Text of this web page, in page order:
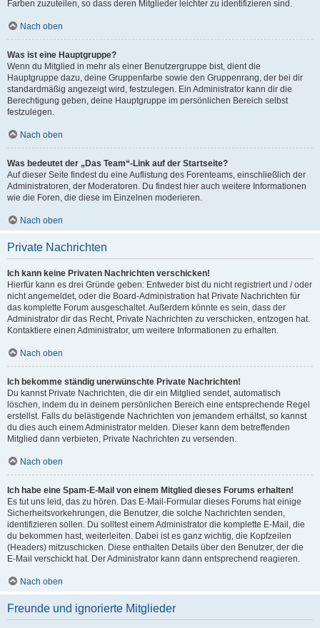
Farben zuzuteilen, so dass deren Mitglieder leichter zu identifizieren sind.
Nach oben
Was ist eine Hauptgruppe?
Wenn du Mitglied in mehr als einer Benutzergruppe bist, dient die
Hauptgruppe dazu, deine Gruppenfarbe sowie den Gruppenrang, der bei dir
standardmäßig angezeigt wird, festzulegen. Ein Administrator kann dir die
Berechtigung geben, deine Hauptgruppe im persönlichen Bereich selbst
festzulegen.
Nach oben
Was bedeutet der „Das Team“-Link auf der Startseite?
Auf dieser Seite findest du eine Auflistung des Forenteams, einschließlich der
Administratoren, der Moderatoren. Du findest hier auch weitere Informationen
wie die Foren, die diese im Einzelnen moderieren.
Nach oben
Private Nachrichten
Ich kann keine Privaten Nachrichten verschicken!
Hierfür kann es drei Gründe geben: Entweder bist du nicht registriert und / oder
nicht angemeldet, oder die Board-Administration hat Private Nachrichten für
das komplette Forum ausgeschaltet. Außerdem könnte es sein, dass der
Administrator dir das Recht, Private Nachrichten zu verschicken, entzogen hat.
Kontaktiere einen Administrator, um weitere Informationen zu erhalten.
Nach oben
Ich bekomme ständig unerwünschte Private Nachrichten!
Du kannst Private Nachrichten, die dir ein Mitglied sendet, automatisch
löschen, indem du in deinem persönlichen Bereich eine entsprechende Regel
erstellst. Falls du belästigende Nachrichten von jemandem erhältst, so kannst
du dies auch einem Administrator melden. Dieser kann dem betreffenden
Mitglied dann verbieten, Private Nachrichten zu versenden.
Nach oben
Ich habe eine Spam-E-Mail von einem Mitglied dieses Forums erhalten!
Es tut uns leid, das zu hören. Das E-Mail-Formular dieses Forums hat einige
Sicherheitsvorkehrungen, die Benutzer, die solche Nachrichten senden,
identifizieren sollen. Du solltest einem Administrator die komplette E-Mail, die
du bekommen hast, weiterleiten. Dabei ist es ganz wichtig, die Kopfzeilen
(Headers) mitzuschicken. Diese enthalten Details über den Benutzer, der die
E-Mail verschickt hat. Der Administrator kann dann entsprechend reagieren.
Nach oben
Freunde und ignorierte Mitglieder